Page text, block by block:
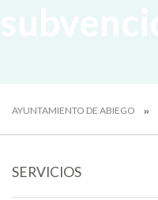
AYUNTAMIENTO DE ABIEGO
SERVICIOS